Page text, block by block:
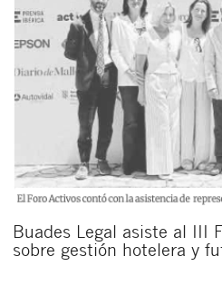
Buades Legal asiste al III
sobre gestión hotelera y